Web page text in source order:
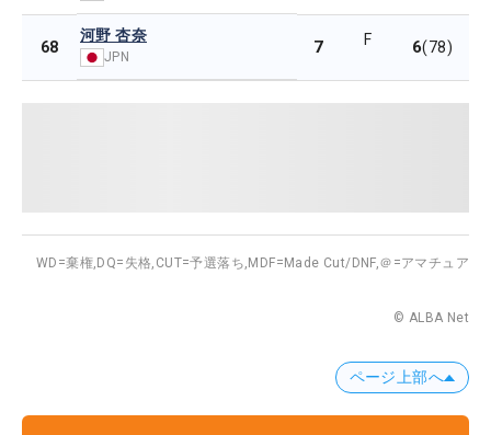
68
河野 杏奈
JPN 7 F 6(78)
WD=棄権, DQ=失格, CUT=予選落ち, MDF=Made Cut/DNF,＠=アマチュア
© ALBA Net
ページ上部へ